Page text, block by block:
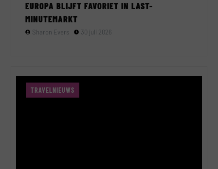
EUROPA BLIJFT FAVORIET IN LAST-
MINUTEMARKT
Sharon Evers 30 juli 2026
TRAVELNIEUWS